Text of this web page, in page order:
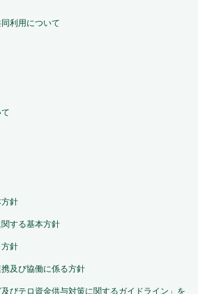
利用について
針
する基本方針
針
及び協働に係る方針
及びテロ資金供与対策に関するガイドライン」を